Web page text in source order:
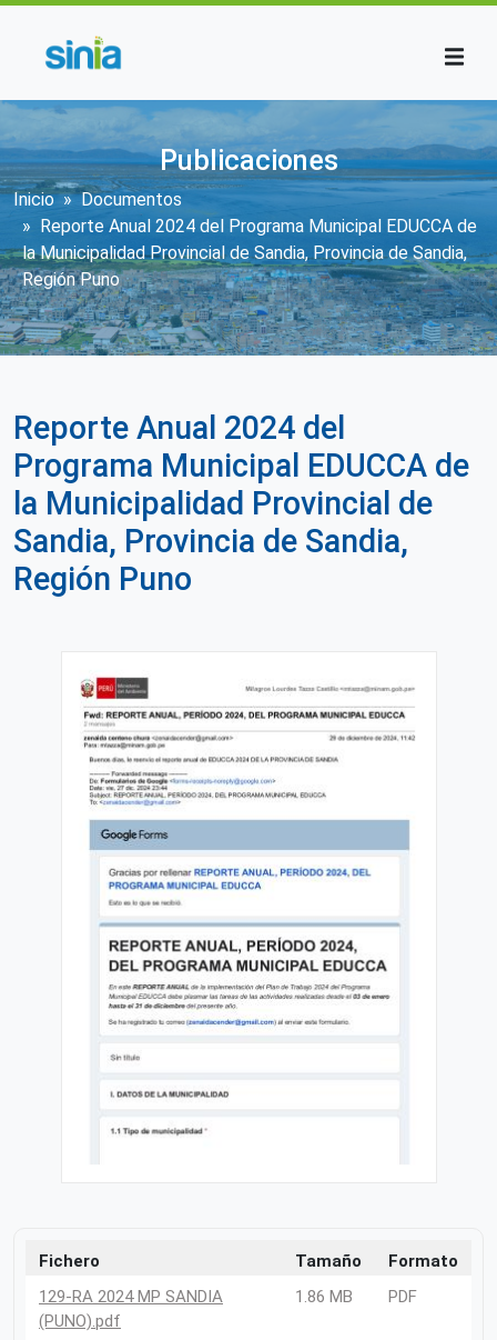
Publicaciones
Sobrescribir enlaces de ayuda a la
Inicio
Documentos
Reporte Anual 2024 del Programa Municipal EDUCCA de
la Municipalidad Provincial de Sandia, Provincia de Sandia,
Región Puno
Reporte Anual 2024 del
Programa Municipal EDUCCA de
la Municipalidad Provincial de
Sandia, Provincia de Sandia,
Región Puno
Fichero Tamaño
Formato
129-RA 2024 MP SANDIA
(PUNO).pdf
1.86 MB PDF